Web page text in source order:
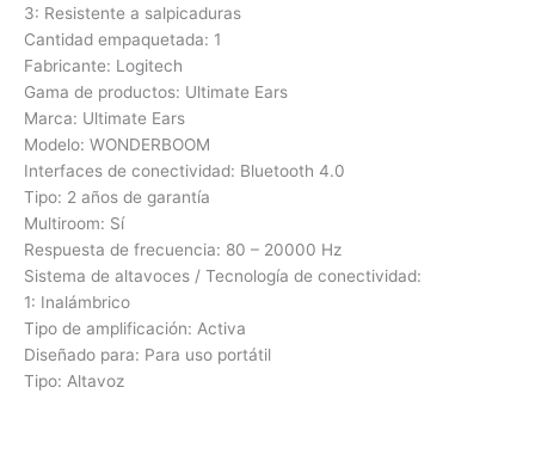
3: Resistente a salpicaduras
Cantidad empaquetada: 1
Fabricante: Logitech
Gama de productos: Ultimate Ears
Marca: Ultimate Ears
Modelo: WONDERBOOM
Interfaces de conectividad: Bluetooth 4.0
Tipo: 2 años de garantía
Multiroom: Sí
Respuesta de frecuencia: 80 – 20000 Hz
Sistema de altavoces / Tecnología de conectividad:
1: Inalámbrico
Tipo de amplificación: Activa
Diseñado para: Para uso portátil
Tipo: Altavoz